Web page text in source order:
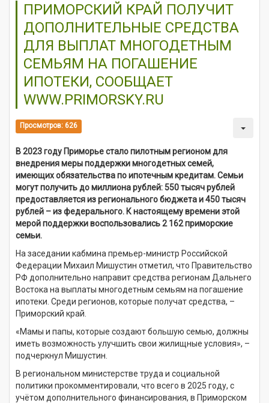
ПРИМОРСКИЙ КРАЙ ПОЛУЧИТ
ДОПОЛНИТЕЛЬНЫЕ СРЕДСТВА
ДЛЯ ВЫПЛАТ МНОГОДЕТНЫМ
СЕМЬЯМ НА ПОГАШЕНИЕ
ИПОТЕКИ, СООБЩАЕТ
WWW.PRIMORSKY.RU
Просмотров: 626
В 2023 году Приморье стало пилотным регионом для
внедрения меры поддержки многодетных семей,
имеющих обязательства по ипотечным кредитам. Семьи
могут получить до миллиона рублей: 550 тысяч рублей
предоставляется из регионального бюджета и 450 тысяч
рублей – из федерального. К настоящему времени этой
мерой поддержки воспользовались 2 162 приморские
семьи.
На заседании кабмина премьер-министр Российской
Федерации Михаил Мишустин отметил, что Правительство
РФ дополнительно направит средства регионам Дальнего
Востока на выплаты многодетным семьям на погашение
ипотеки. Среди регионов, которые получат средства, –
Приморский край.
«Мамы и папы, которые создают большую семью, должны
иметь возможность улучшить свои жилищные условия», –
подчеркнул Мишустин.
В региональном министерстве труда и социальной
политики прокомментировали, что всего в 2025 году, с
учётом дополнительного финансирования, в Приморском